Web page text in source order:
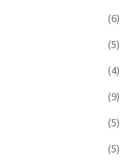
(6)
(5)
(4)
(9)
(5)
(5)